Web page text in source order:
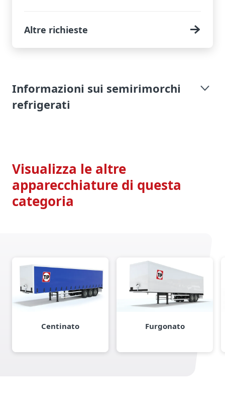
Altre richieste
Informazioni sui semirimorchi
refrigerati
Visualizza le altre
apparecchiature di questa
categoria
Centinato Furgonato